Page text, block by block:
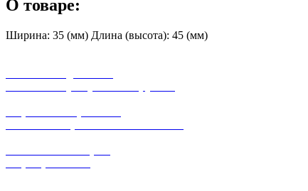
О товаре:
Ширина: 35 (мм) Длина (высота): 45 (мм)